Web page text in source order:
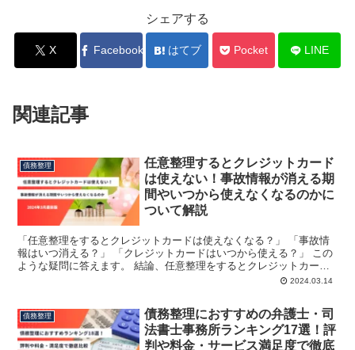
シェアする
X Facebook はてブ Pocket LINE
関連記事
債務整理
任意整理するとクレジットカード
は使えない！事故情報が消える期
間やいつから使えなくなるのかに
ついて解説
「任意整理をするとクレジットカードは使えなくなる？」 「事故情
報はいつ消える？」 「クレジットカードはいつから使える？」 この
ような疑問に答えます。 結論、任意整理をするとクレジットカード
は使えなくなります。 任意整理をすると、信用情報（下...2024.03.14
債務整理
債務整理におすすめの弁護士・司
法書士事務所ランキング17選！評
判や料金・サービス満足度で徹底